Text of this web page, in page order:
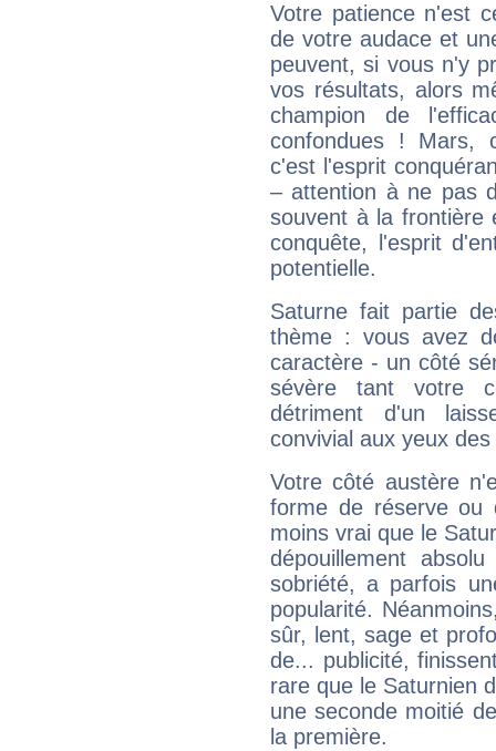
Votre patience n'est
de votre audace et
peuvent, si vous n'y
vos résultats, alors
champion de
confondues ! Mars,
c'est l'esprit
– attention à ne pas
souvent à la frontière
conquête, l'esprit
potentielle.
Saturne fait partie
thème : vous avez
caractère - un côté
sévère tant votre
détriment d'un
convivial aux yeux
Votre côté austère
forme de réserve
moins vrai que le
dépouillement
sobriété, a parfois
popularité.
sûr, lent, sage et
de... publicité,
rare que le Saturnien
une seconde moitié
la première.